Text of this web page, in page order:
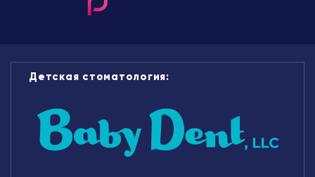
Детская стоматология: